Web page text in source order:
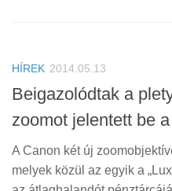
HÍREK 2014.05.13
Beigazolódtak a
zoomot jelentett be
A Canon két új
melyek közül az egyik a